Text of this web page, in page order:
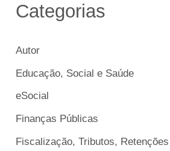
Categorias
Autor
Educação, Social e Saúde
eSocial
Finanças Públicas
Fiscalização, Tributos,